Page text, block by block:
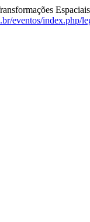
eventos/index.php/